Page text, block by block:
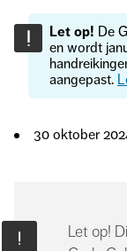
! Let op! De
en wordt
aangepast.
30 oktober
Let op!